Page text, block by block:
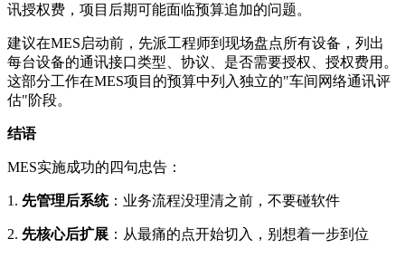
讯授权费，项目后期可能面临预算追加的问题。
建议在MES启动前，先派工程师到现场盘点所有设备，列出
每台设备的通讯接口类型、协议、是否需要授权、授权费用。
这部分工作在MES项目的预算中列入独立的"车间网络通讯评
估"阶段。
结语
MES实施成功的四句忠告：
1. 先管理后系统：业务流程没理清之前，不要碰软件
2. 先核心后扩展 ：从最痛的点开始切入，别想着一步到位